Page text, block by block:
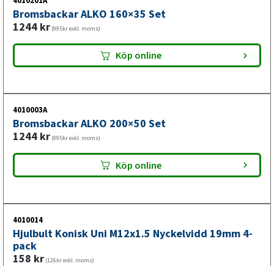
Bromsbackar ALKO 160×35 Set
1244 kr (995kr exkl. moms)
Köp online
4010003A
Bromsbackar ALKO 200×50 Set
1244 kr (995kr exkl. moms)
Köp online
4010014
Hjulbult Konisk Uni M12x1.5 Nyckelvidd 19mm 4-
pack
158 kr (126kr exkl. moms)